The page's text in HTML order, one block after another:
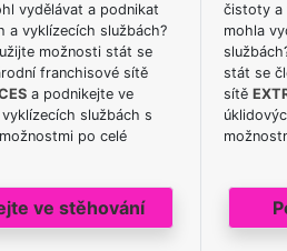
vydělávat a podnikat
a vyklízecích službách?
možnosti stát se
franchisové sítě
a podnikejte ve
službách s
po celé
ve stěhování
čistoty a
mohla
stát se
sítě